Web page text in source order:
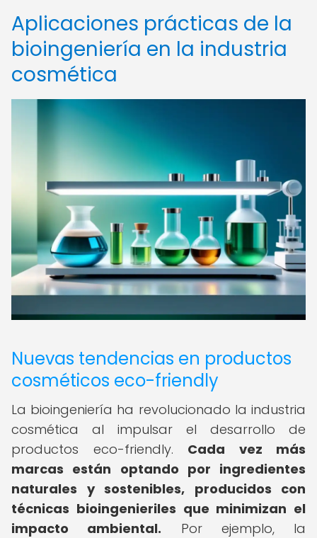
Aplicaciones prácticas de la
bioingeniería en la industria
cosmética
Nuevas tendencias en productos
cosméticos eco-friendly
La bioingeniería ha revolucionado la industria
cosmética al impulsar el desarrollo de
productos eco-friendly. Cada vez más
marcas están optando por ingredientes
naturales y sostenibles, producidos con
técnicas bioingenieriles que minimizan el
impacto ambiental. Por ejemplo, la